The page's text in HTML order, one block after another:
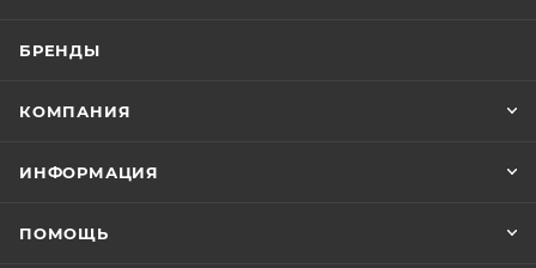
БРЕНДЫ
КОМПАНИЯ
ИНФОРМАЦИЯ
ПОМОЩЬ